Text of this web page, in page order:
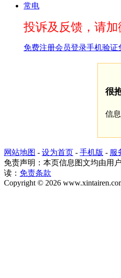
常电
投诉及反馈，请加
免费注册会员登录手机验证
很
信
网站地图 - 设为首页 - 手机版 - 服
免责声明：本页信息图文均由用
读： 免责条款
Copyright © 2026